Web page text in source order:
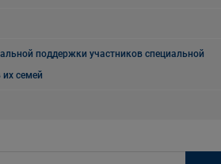
поддержки участников специальной
семей